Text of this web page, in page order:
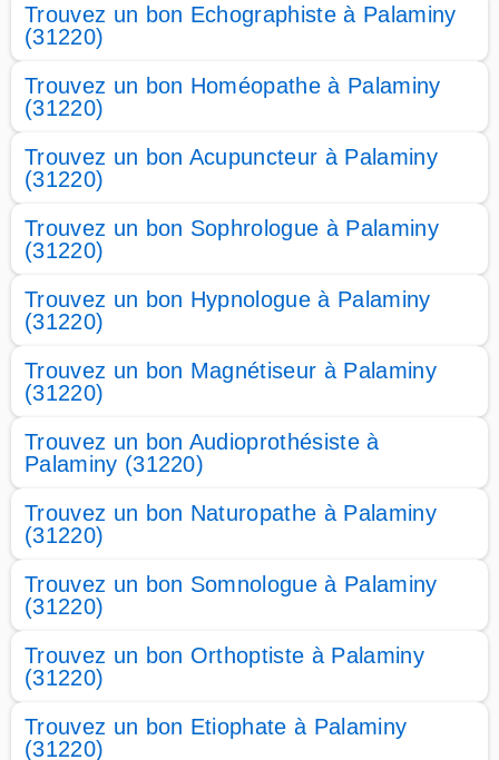
Trouvez un bon Echographiste à Palaminy
(31220)
Trouvez un bon Homéopathe à Palaminy
(31220)
Trouvez un bon Acupuncteur à Palaminy
(31220)
Trouvez un bon Sophrologue à Palaminy
(31220)
Trouvez un bon Hypnologue à Palaminy
(31220)
Trouvez un bon Magnétiseur à Palaminy
(31220)
Trouvez un bon Audioprothésiste à
Palaminy (31220)
Trouvez un bon Naturopathe à Palaminy
(31220)
Trouvez un bon Somnologue à Palaminy
(31220)
Trouvez un bon Orthoptiste à Palaminy
(31220)
Trouvez un bon Etiophate à Palaminy
(31220)